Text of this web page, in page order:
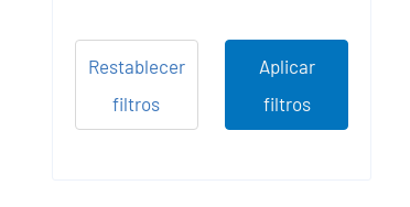
Aplicar
filtros
Restablecer
filtros